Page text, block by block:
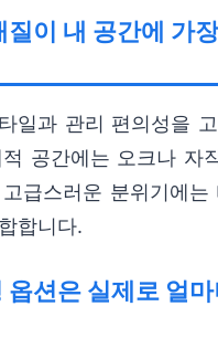
질이 내 공간에 가
일과 관리 편의성을
공간에는 오크나 자
급스러운 분위기에는
합니다.
옵션은 실제로 얼